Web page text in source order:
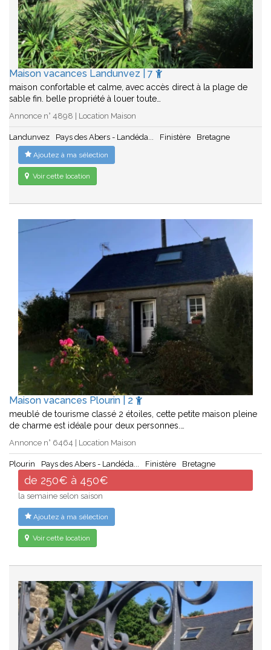
Maison vacances Landunvez | 7
maison confortable et calme, avec accès direct à la plage de
sable fin. belle propriété à louer toute…
Annonce n° 4898 | Location Maison
Landunvez Pays des Abers - Landéda... Finistère Bretagne
Ajoutez à ma sélection
Voir cette location
Maison vacances Plourin | 2
meublé de tourisme classé 2 étoiles, cette petite maison pleine
de charme est idéale pour deux personnes.…
Annonce n° 6464 | Location Maison
Plourin Pays des Abers - Landéda... Finistère Bretagne
de 250€ à 450€
la semaine selon saison
Ajoutez à ma sélection
Voir cette location